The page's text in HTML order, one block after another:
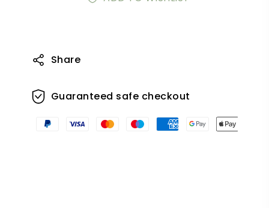
Share
Guaranteed safe checkout